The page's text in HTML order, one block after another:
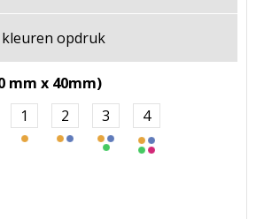
opdruk
mm x 40mm)
1 2 3 4